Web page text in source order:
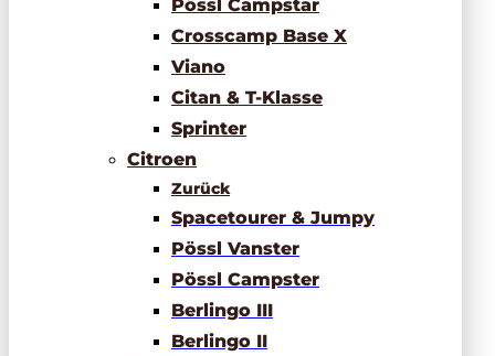
Pössl Campstar
Crosscamp Base X
Viano
Citan & T-Klasse
Sprinter
Citroen
Zurück
Spacetourer & Jumpy
Pössl Vanster
Pössl Campster
Berlingo III
Berlingo II